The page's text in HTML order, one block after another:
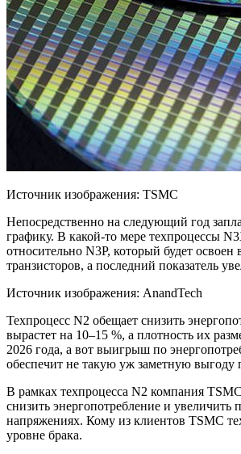
Источник изображения: TSMC
Непосредственно на следующий год
графику. В какой-то мере техпроцессы
относительно N3P, который будет
транзисторов, а последний показатель
Источник изображения: AnandTech
Техпроцесс N2 обещает снизить
вырастет на 10–15 %, а плотность их
2026 года, а вот выигрыш по
обеспечит не такую уж заметную выгоду
В рамках техпроцесса N2 компания
снизить энергопотребление и
напряжениях. Кому из клиентов TSMC
уровне брака.